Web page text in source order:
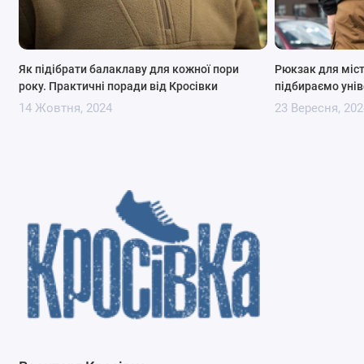
Як підібрати балаклаву для кожної пори
року. Практичні поради від Кросівки
14 Жовтня, 2024
Рюкзак для
підбираємо
23 Вересня,